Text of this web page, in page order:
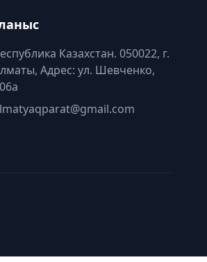
Казахстан. 050022, г.
Адрес: ул. Шевченко,